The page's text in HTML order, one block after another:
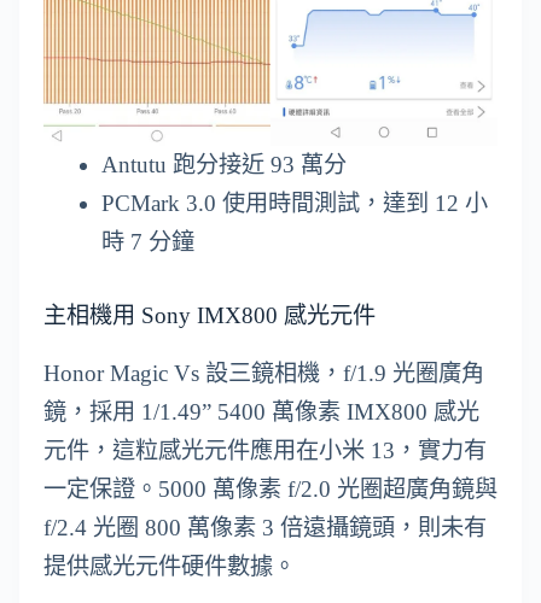
Antutu 跑分接近 93 萬分
PCMark 3.0 使用時間測試，達到 12 小
時 7 分鐘
主相機用 Sony IMX800 感光元件
Honor Magic Vs 設三鏡相機，f/1.9 光圈廣角
鏡，採用 1/1.49” 5400 萬像素 IMX800 感光
元件，這粒感光元件應用在小米 13，實力有
一定保證。5000 萬像素 f/2.0 光圈超廣角鏡與
f/2.4 光圈 800 萬像素 3 倍遠攝鏡頭，則未有
提供感光元件硬件數據。